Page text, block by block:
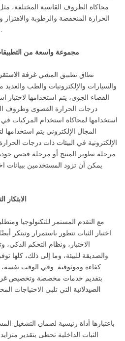
محاكاة الظروف القاسية المختلفة،
الحرارة المنخفضة والرطوبة
2. مجموعة واسعة من
نطاق تطبيق المشيغرفة
والسيارات والإلكترونيات والطب
الفضاء الجوي، يتم استخدامها لاختبار
درجات الحرارة القصوى وظروف
استخدامها لمحاكاة استخدام المركبات
المجال الإلكتروني يتم استخدامها
الإلكترونية في البيئات ذات درجات
مرحلة تطوير المنتج أو مرحلة فحص جودة
يمكن أن تزود المستخدمين ببيانات
3.
مع التقدم المستمر للتكنولوجيا
اختبار الثبات تتطور باستمرار وتبتكر
الاختبار، ونظام التحكم الذكي،
والصديقة للبيئة، وما إلى ذلك، كلها
كفاءة وموثوقية. وفي الوقت نفسه،
بتقديم خدمات مخصصة وتخصيص
الصيدلانية التي تلبي الاحتياجات
باعتبارها أداة رئيسية لضمان التشغيل
الثبات الداخلية تحظى بتقدير